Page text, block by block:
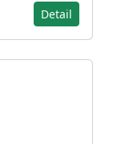
Detail